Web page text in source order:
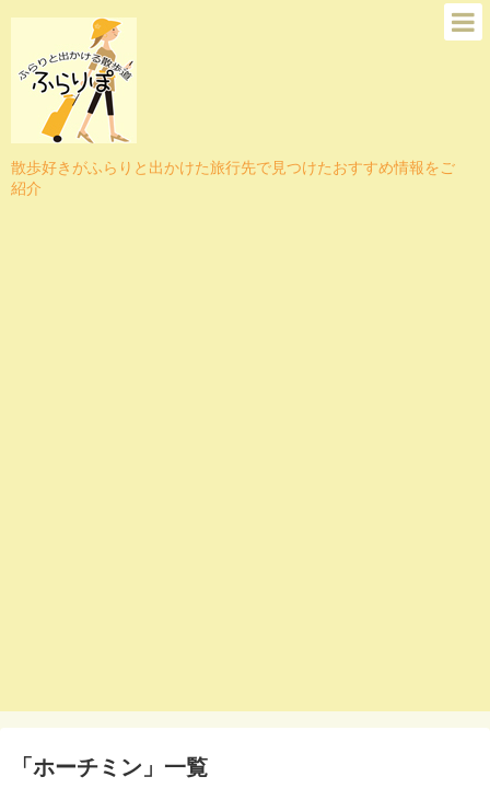
散歩好きがふらりと出かけた旅行先で見つけたおすすめ情報をご
紹介
「 ホーチミン 」 一覧